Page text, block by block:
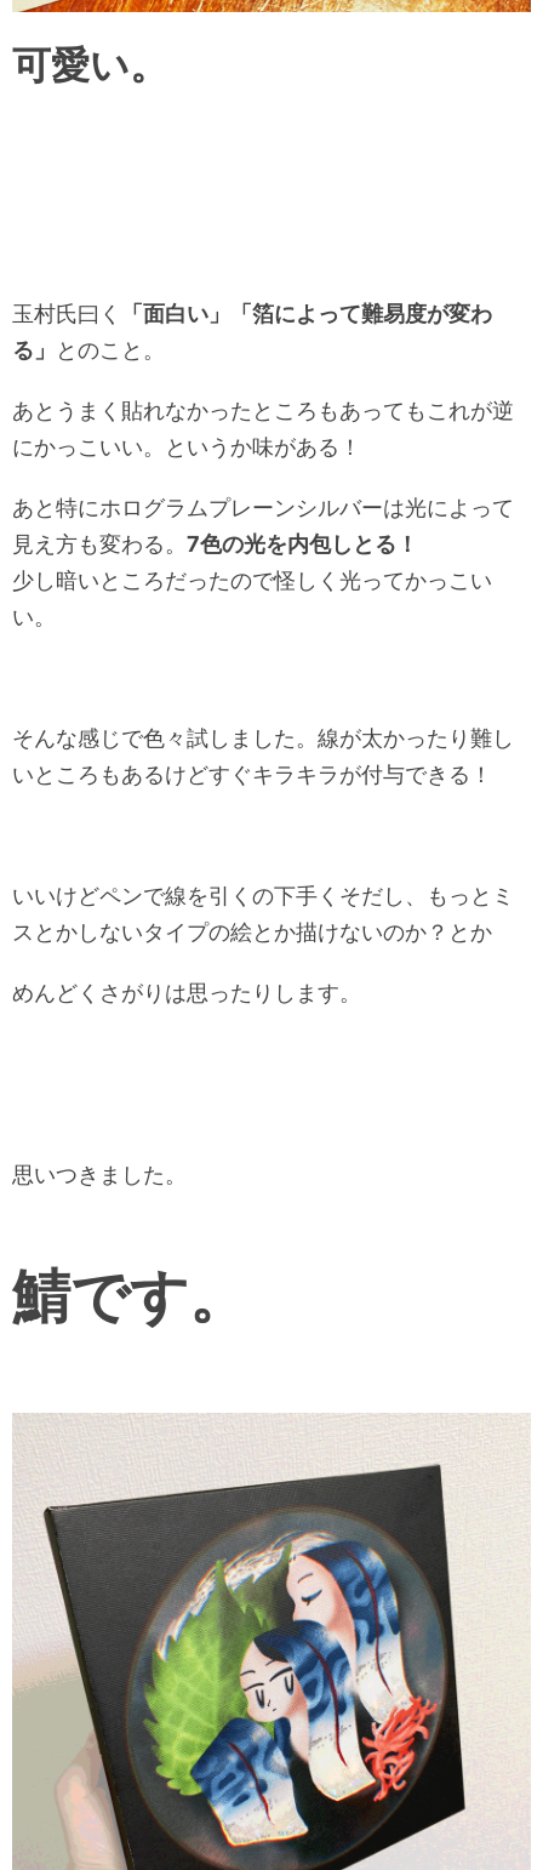
可愛い。
玉村氏曰く
「面白い」「箔によって難易度が変わ
る」
とのこと。
あとうまく貼れなかったところもあってもこれが逆
にかっこいい。というか味がある！
あと特にホログラムプレーンシルバーは光によって
見え方も変わる。 7色の光を内包しとる！
少し暗いところだったので怪しく光ってかっこい
い。
そんな感じで色々試しました。線が太かったり難し
いところもあるけどすぐキラキラが付与できる！
いいけどペンで線を引くの下手くそだし、もっとミ
スとかしないタイプの絵とか描けないのか？とか
めんどくさがりは思ったりします。
思いつきました。
鯖です。